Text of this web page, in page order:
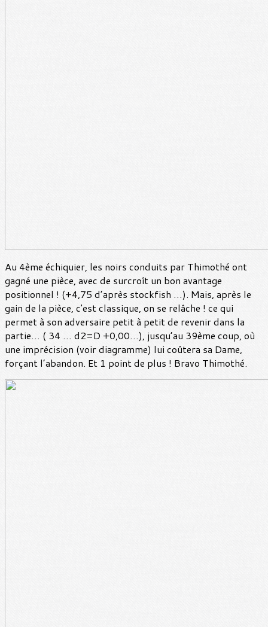
Au 4ème échiquier, les noirs conduits par Thimothé ont
gagné une pièce, avec de surcroît un bon avantage
positionnel ! (+4,75 d’après stockfish …). Mais, après le
gain de la pièce, c'est classique, on se relâche ! ce qui
permet à son adversaire petit à petit de revenir dans la
partie… ( 34 … d2=D +0,00…), jusqu’au 39ème coup, où
une imprécision (voir diagramme) lui coûtera sa Dame,
forçant l’abandon. Et 1 point de plus ! Bravo Thimothé.